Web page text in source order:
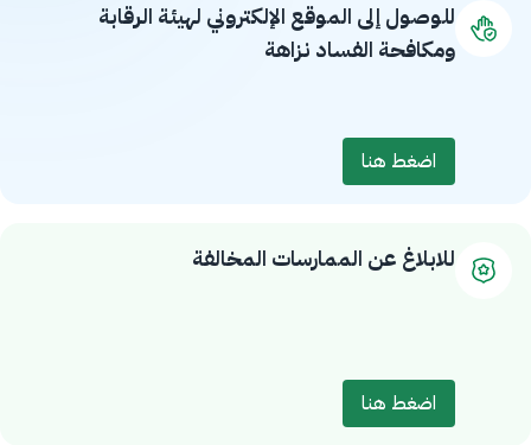
للوصول إلى الموقع الإلكتروني لهيئة الرقابة
ومكافحة الفساد نزاهة
اضغط هنا
للابلاغ عن الممارسات المخالفة
اضغط هنا